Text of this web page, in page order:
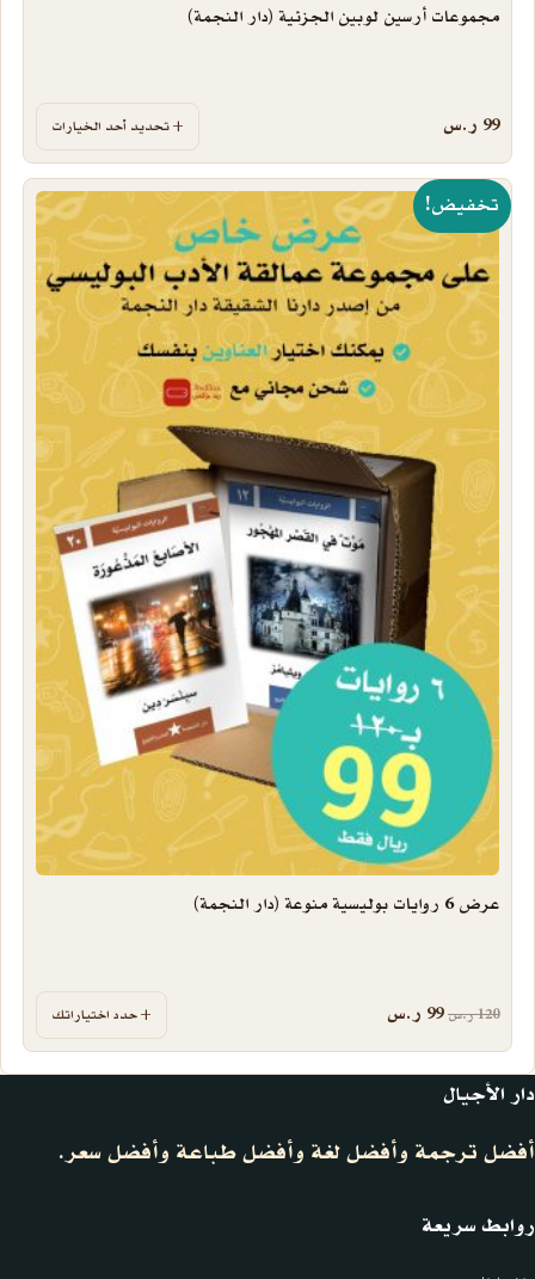
مجموعات أرسين لوبين الجزئية (دار النجمة)
99 ر.س تحديد أحد الخيارات
تخفيض!
عرض 6 روايات بوليسية منوعة (دار النجمة)
120ر.سالسعر الأصلي هو: 120 ر.س.
99 ر.سالسعر الحالي هو: 99 ر.س. حدد اختياراتك
دار الأجيال
أفضل ترجمة وأفضل لغة وأفضل طباعة وأفضل سعر.
روابط سريعة